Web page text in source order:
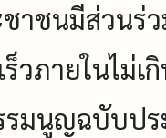
าชนมีส่วนร่
วภายในไม่เ
รมนูญฉบับป